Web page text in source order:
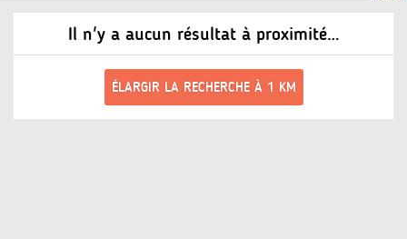
Il n'y a aucun résultat à proximité…
ÉLARGIR LA RECHERCHE À 1 KM